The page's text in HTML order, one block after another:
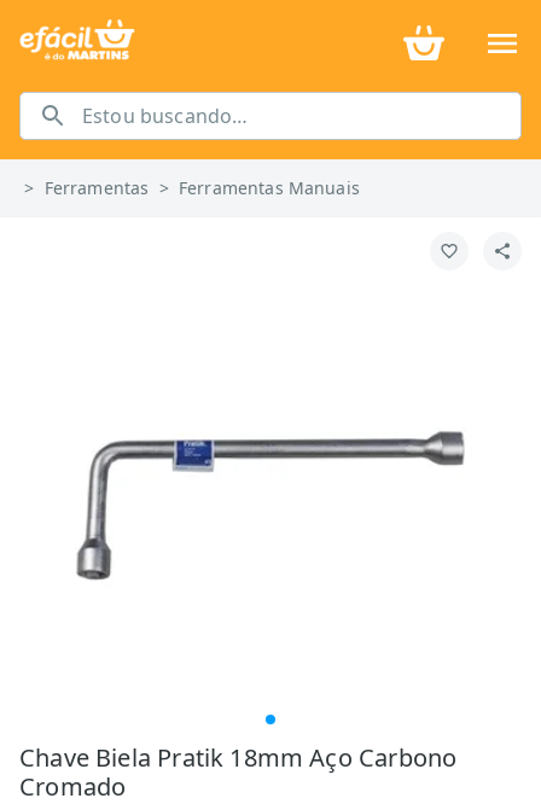
> Ferramentas > Ferramentas Manuais
Chave Biela Pratik 18mm Aço Carbono
Cromado